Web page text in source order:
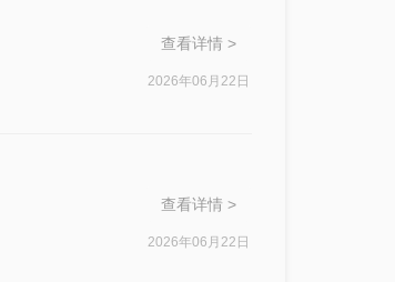
查看详情 >
2026年06月22日
查看详情 >
2026年06月22日